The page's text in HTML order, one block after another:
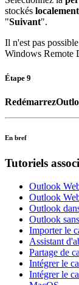
stockés localement
"Suivant".
Il n'est pas
Windows Remote
Étape 9
Redémarrez
En bref
Tutoriels
Outlook
Outlook
Outlook
Outlook
Importer le
Assistant
Partage de
Intégrer le
Intégrer le